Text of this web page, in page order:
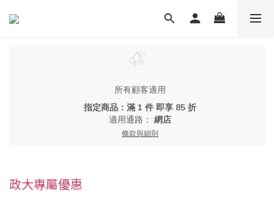
所有顧客適用
指定商品：滿 1 件 即享 85 折
適用通路： 網店
條款與細則
政大專屬優惠